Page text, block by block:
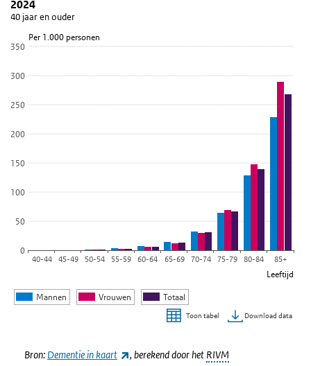
Staaf grafiek met 6 reeksen.
40 jaar en ouder
Bekijk als data tabel.
De grafiek heeft 1 Y-as die Per 1.000 personen weergeeft.
Per 1.000 personen
Leeftijd
2024
40 jaar en ouder
Mannen Vrouwen Totaal
0
50
100
150
200
250
300
350
40-44 45-49 50-54 55-59 60-64 65-69 70-74 75-79 80-84 85+
Toon tabel Download data
Bron: Dementie in kaart (externe link)
, berekend door het RIVM